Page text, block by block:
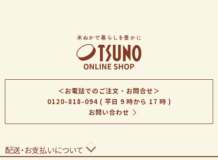
＜お電話でのご注文・お問合せ＞
0120-818-094( 平日 9 時から 17 時 )
お問い合わせ
配送・お支払いについて